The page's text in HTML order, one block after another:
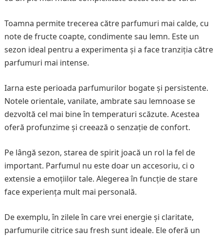
Toamna permite trecerea către parfumuri mai calde, cu
note de fructe coapte, condimente sau lemn. Este un
sezon ideal pentru a experimenta și a face tranziția către
parfumuri mai intense.
Iarna este perioada parfumurilor bogate și persistente.
Notele orientale, vanilate, ambrate sau lemnoase se
dezvoltă cel mai bine în temperaturi scăzute. Acestea
oferă profunzime și creează o senzație de confort.
Pe lângă sezon, starea de spirit joacă un rol la fel de
important. Parfumul nu este doar un accesoriu, ci o
extensie a emoțiilor tale. Alegerea în funcție de stare
face experiența mult mai personală.
De exemplu, în zilele în care vrei energie și claritate,
parfumurile citrice sau fresh sunt ideale. Ele oferă un